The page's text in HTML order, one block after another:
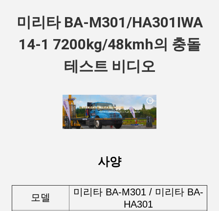
미리타 BA-M301/HA301 IWA
14-1 7200kg/48kmh의 충돌
테스트 비디오
사양
모델
미리타 BA-M301 / 미리타 BA-
HA301